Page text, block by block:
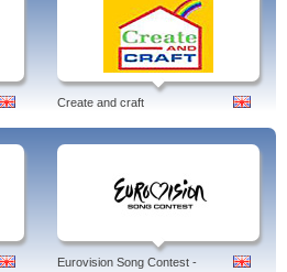
Create and craft
Eurovision Song Contest -